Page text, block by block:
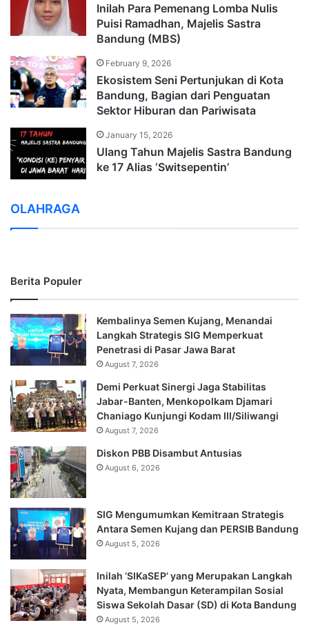
Inilah Para Pemenang Lomba Nulis
Puisi Ramadhan, Majelis Sastra
Bandung (MBS)
February 9, 2026
Ekosistem Seni Pertunjukan di Kota
Bandung, Bagian dari Penguatan
Sektor Hiburan dan Pariwisata
January 15, 2026
Ulang Tahun Majelis Sastra Bandung
ke 17 Alias ‘Switsepentin’
OLAHRAGA
Berita Populer
Kembalinya Semen Kujang, Menandai
Langkah Strategis SIG Memperkuat
Penetrasi di Pasar Jawa Barat
August 7, 2026
Demi Perkuat Sinergi Jaga Stabilitas
Jabar-Banten, Menkopolkam Djamari
Chaniago Kunjungi Kodam III/Siliwangi
August 7, 2026
Diskon PBB Disambut Antusias
August 6, 2026
SIG Mengumumkan Kemitraan Strategis
Antara Semen Kujang dan PERSIB Bandung
August 5, 2026
Inilah ‘SIKaSEP’ yang Merupakan Langkah
Nyata, Membangun Keterampilan Sosial
Siswa Sekolah Dasar (SD) di Kota Bandung
August 5, 2026